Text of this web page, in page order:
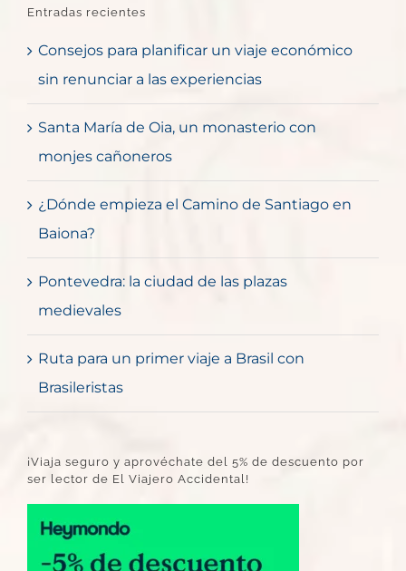
Entradas recientes
Consejos para planificar un viaje económico
sin renunciar a las experiencias
Santa María de Oia, un monasterio con
monjes cañoneros
¿Dónde empieza el Camino de Santiago en
Baiona?
Pontevedra: la ciudad de las plazas
medievales
Ruta para un primer viaje a Brasil con
Brasileristas
¡Viaja seguro y aprovéchate del 5% de descuento por
ser lector de El Viajero Accidental!